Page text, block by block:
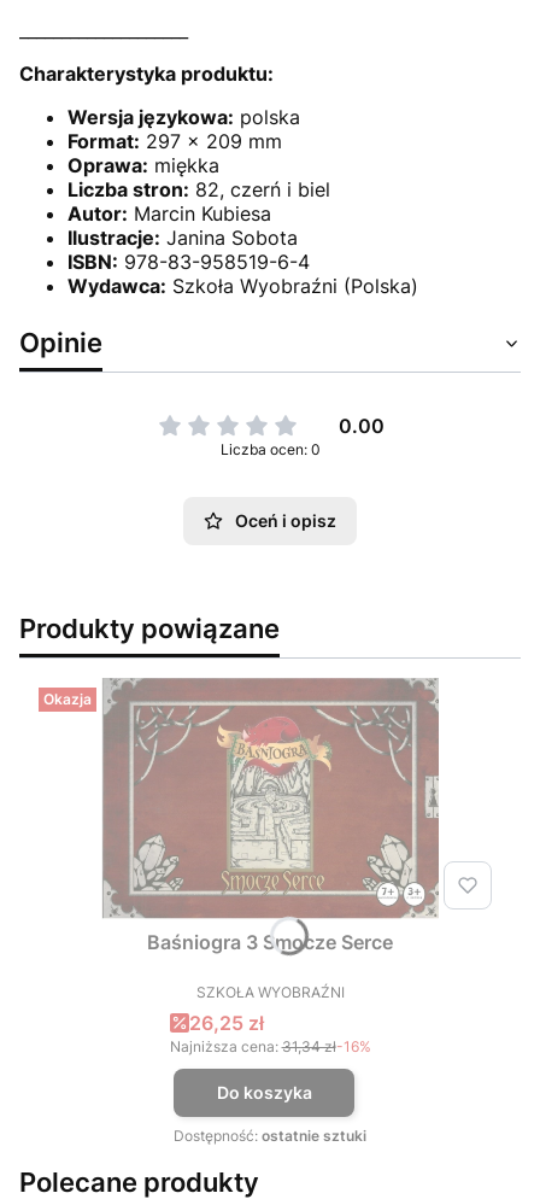
Charakterystyka produktu:
Wersja językowa: polska
Format: 297 x 209 mm
Oprawa: miękka
Liczba stron: 82, czerń i biel
Autor: Marcin Kubiesa
Ilustracje: Janina Sobota
ISBN: 978-83-958519-6-4
Wydawca: Szkoła Wyobraźni (Polska)
Opinie
0.00
Liczba ocen: 0
Oceń i opisz
Produkty powiązane
Okazja
Baśniogra 3 Smocze Serce
PRODUCENT
SZKOŁA WYOBRAŹNI
Cena promocyjna
26,25 zł
Najniższa cena: 31,34 zł-16%
Do koszyka
Dostępność: ostatnie sztuki
Polecane produkty